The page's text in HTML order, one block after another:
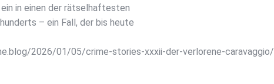
in einen der rätselhaftesten
– ein Fall, der bis heute
2026/01/05/crime-stories-xxxii-der-verlorene-caravaggio/